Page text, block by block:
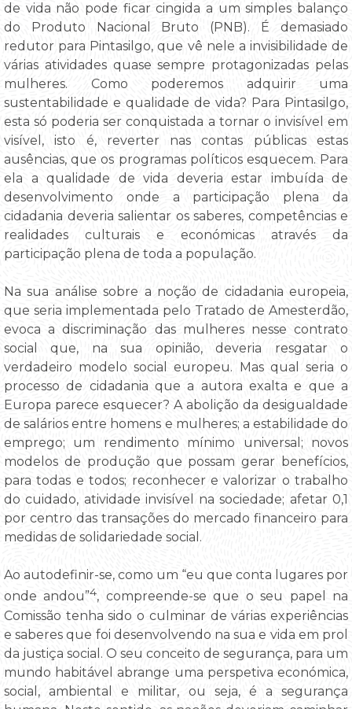
de vida não pode ficar cingida a um simples balanço
do Produto Nacional Bruto (PNB). É demasiado
redutor para Pintasilgo, que vê nele a invisibilidade de
várias atividades quase sempre protagonizadas pelas
mulheres. Como poderemos adquirir uma
sustentabilidade e qualidade de vida? Para Pintasilgo,
esta só poderia ser conquistada a tornar o invisível em
visível, isto é, reverter nas contas públicas estas
ausências, que os programas políticos esquecem. Para
ela a qualidade de vida deveria estar imbuída de
desenvolvimento onde a participação plena da
cidadania deveria salientar os saberes, competências e
realidades culturais e económicas através da
participação plena de toda a população.
Na sua análise sobre a noção de cidadania europeia,
que seria implementada pelo Tratado de Amesterdão,
evoca a discriminação das mulheres nesse contrato
social que, na sua opinião, deveria resgatar o
verdadeiro modelo social europeu. Mas qual seria o
processo de cidadania que a autora exalta e que a
Europa parece esquecer? A abolição da desigualdade
de salários entre homens e mulheres; a estabilidade do
emprego; um rendimento mínimo universal; novos
modelos de produção que possam gerar benefícios,
para todas e todos; reconhecer e valorizar o trabalho
do cuidado, atividade invisível na sociedade; afetar 0,1
por centro das transações do mercado financeiro para
medidas de solidariedade social.
Ao autodefinir-se, como um “eu que conta lugares por
onde andou”4, compreende-se que o seu papel na
Comissão tenha sido o culminar de várias experiências
e saberes que foi desenvolvendo na sua e vida em prol
da justiça social. O seu conceito de segurança, para um
mundo habitável abrange uma perspetiva económica,
social, ambiental e militar, ou seja, é a segurança